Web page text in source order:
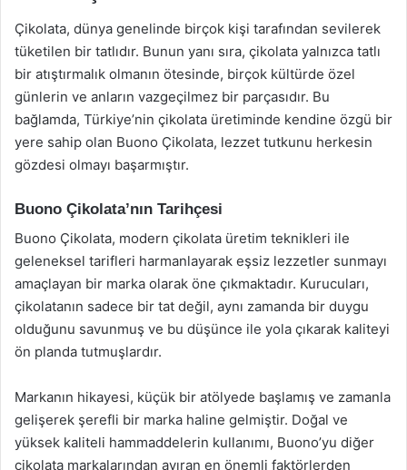
Çikolata, dünya genelinde birçok kişi tarafından sevilerek
tüketilen bir tatlıdır. Bunun yanı sıra, çikolata yalnızca tatlı
bir atıştırmalık olmanın ötesinde, birçok kültürde özel
günlerin ve anların vazgeçilmez bir parçasıdır. Bu
bağlamda, Türkiye’nin çikolata üretiminde kendine özgü bir
yere sahip olan Buono Çikolata, lezzet tutkunu herkesin
gözdesi olmayı başarmıştır.
Buono Çikolata’nın Tarihçesi
Buono Çikolata, modern çikolata üretim teknikleri ile
geleneksel tarifleri harmanlayarak eşsiz lezzetler sunmayı
amaçlayan bir marka olarak öne çıkmaktadır. Kurucuları,
çikolatanın sadece bir tat değil, aynı zamanda bir duygu
olduğunu savunmuş ve bu düşünce ile yola çıkarak kaliteyi
ön planda tutmuşlardır.
Markanın hikayesi, küçük bir atölyede başlamış ve zamanla
gelişerek şerefli bir marka haline gelmiştir. Doğal ve
yüksek kaliteli hammaddelerin kullanımı, Buono’yu diğer
çikolata markalarından ayıran en önemli faktörlerden